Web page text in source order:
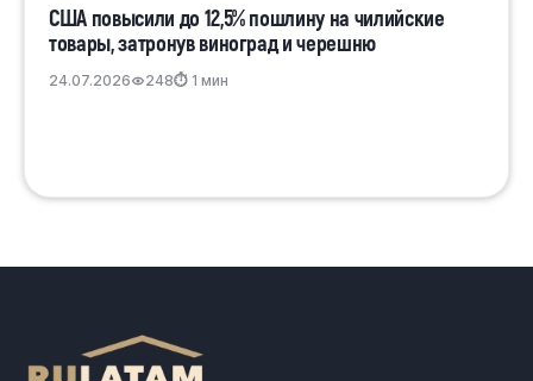
США повысили до 12,5% пошлину на чилийские
товары, затронув виноград и черешню
24.07.2026 248⏱ 1 мин